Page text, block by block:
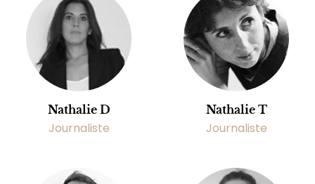
Nathalie D
Journaliste
Nathalie T
Journaliste